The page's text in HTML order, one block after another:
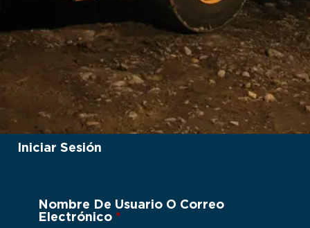
Iniciar Sesión
Nombre De Usuario O Correo
Electrónico *